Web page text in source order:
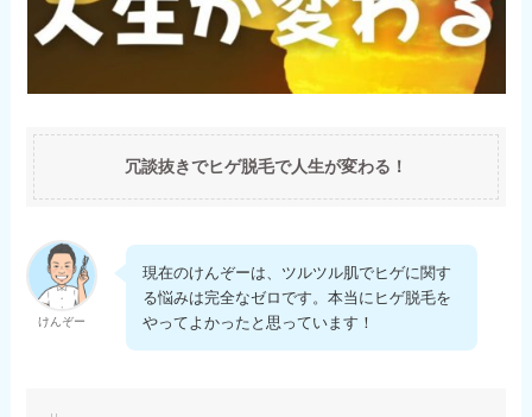
冗談抜きでヒゲ脱毛で人生が変わる！
けんぞー
現在のけんぞーは、ツルツル肌でヒゲに関す
る悩みは完全なゼロです。本当にヒゲ脱毛を
やってよかったと思っています！